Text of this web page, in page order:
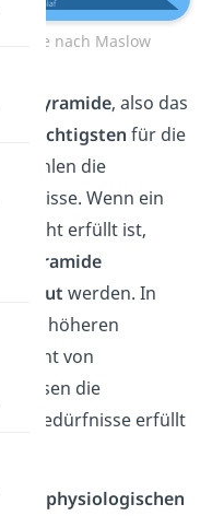
nach Maslow
Pyramide, also das
am wichtigsten für die
zählen die
Wenn ein
nicht erfüllt ist,
Pyramide
werden. In
die höheren
nicht von
die
erfüllt
die physiologischen